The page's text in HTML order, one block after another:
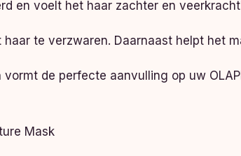
en voelt het haar zachter en
te verzwaren. Daarnaast helpt het
de perfecte aanvulling op uw
Mask